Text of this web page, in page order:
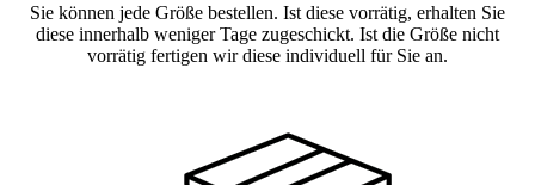
Sie können jede Größe bestellen. Ist diese vorrätig, erhalten Sie
diese innerhalb weniger Tage zugeschickt. Ist die Größe nicht
vorrätig fertigen wir diese individuell für Sie an.